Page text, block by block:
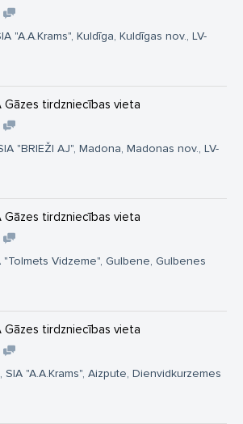
"A.A.Krams", Kuldīga, Kuldīgas nov., LV-
Gāzes tirdzniecības vieta
"BRIEŽI AJ", Madona, Madonas nov., LV-
Gāzes tirdzniecības vieta
"Tolmets Vidzeme", Gulbene, Gulbenes
Gāzes tirdzniecības vieta
"A.A.Krams", Aizpute, Dienvidkurzemes